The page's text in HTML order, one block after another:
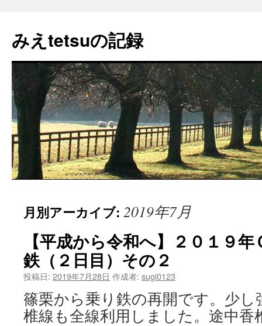
テ
ン
ス
キ
ッ
プ
みえtetsuの記録
月別アーカイブ: 2019年7月
【平成から令和へ】２０１９
鉄（２日目）その２
投稿日: 2019年7月28日 作成者: sugi0123
篠栗から乗り鉄の再開です。少
椎線も全線利用しました。途中